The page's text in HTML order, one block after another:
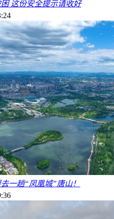
这份安全提示请收好
一趟“凤凰城”唐山！